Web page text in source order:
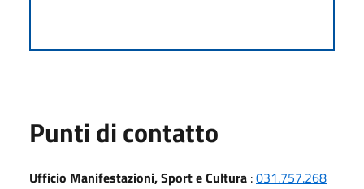
Punti di contatto
Ufficio Manifestazioni, Sport e Cultura :031.757.268